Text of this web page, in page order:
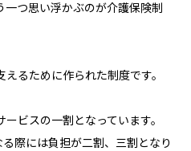
つ思い浮かぶのが介護保険制
るために作られた制度です。
ビスの一割となっています。
際には負担が二割、三割となり